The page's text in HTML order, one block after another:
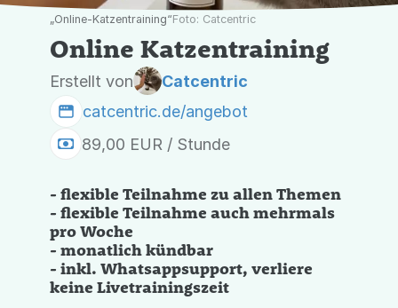
„Online-Katzentraining“Foto: Catcentric
Online Katzentraining
Erstellt von
Catcentric
catcentric.de/angebot
89,00 EUR / Stunde
- flexible Teilnahme zu allen Themen
- flexible Teilnahme auch mehrmals
pro Woche
- monatlich kündbar
- inkl. Whatsappsupport, verliere
keine Livetrainingszeit